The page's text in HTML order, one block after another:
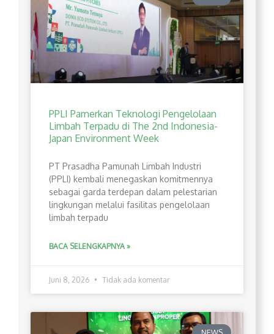
PPLI Pamerkan Teknologi Pengelolaan
Limbah Terpadu di The 2nd Indonesia-
Japan Environment Week
PT Prasadha Pamunah Limbah Industri
(PPLI) kembali menegaskan komitmennya
sebagai garda terdepan dalam pelestarian
lingkungan melalui fasilitas pengelolaan
limbah terpadu
BACA SELENGKAPNYA »
Juni 8, 2026 Tidak ada komentar